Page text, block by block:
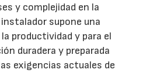
y complejidad en la
supone una
productividad y para el
duradera y preparada
exigencias actuales de